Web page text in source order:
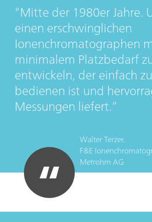
Mitte der 1980er Jahre.
einen erschwinglichen
Ionenchromatographen
minimalem Platzbedarf
entwickeln, der einfach zu
bedienen ist und
Messungen liefert.
Walter Terzer,
F&E
Metrohm AG